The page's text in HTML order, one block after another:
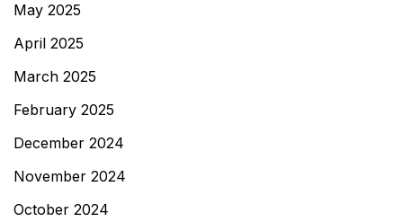
May 2025
April 2025
March 2025
February 2025
December 2024
November 2024
October 2024